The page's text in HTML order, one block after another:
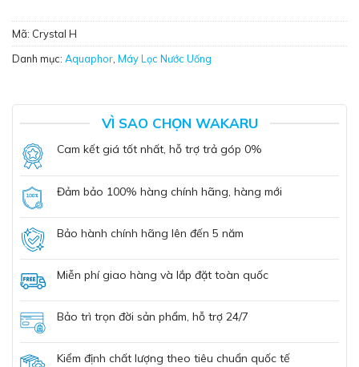
Mã: Crystal H
Danh mục: Aquaphor Máy Lọc Nước Uống
VÌ SAO CHỌN WAKARU
Cam kết giá tốt nhất, hỗ trợ trả góp 0%
Đảm bảo 100% hàng chính hãng, hàng mới
Bảo hành chính hãng lên đến 5 năm
Miễn phí giao hàng và lắp đặt toàn quốc
Bảo trì trọn đời sản phẩm, hỗ trợ 24/7
Kiểm định chất lượng theo tiêu chuẩn quốc tế